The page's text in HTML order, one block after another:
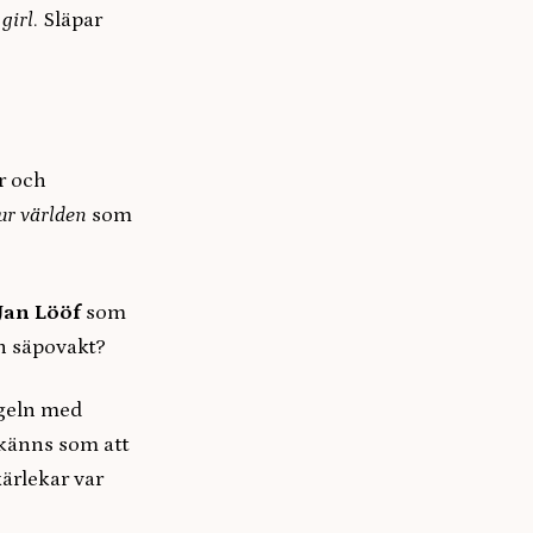
. Släpar
och
världen som
Lööfsom
säpovakt?
med
som att
var